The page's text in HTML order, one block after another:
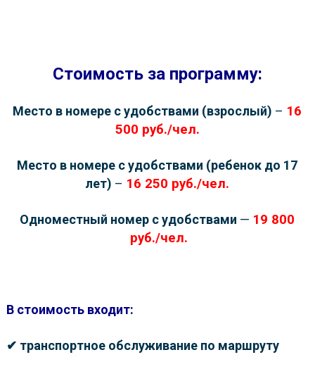
Стоимость за программу:
Место в номере с удобствами (взрослый) – 16
500 руб./чел.
Место в номере с удобствами (ребенок до 17
лет) – 16 250 руб./чел.
Одноместный номер с удобствами — 19 800
руб./чел.
В стоимость входит:
✔ транспортное обслуживание по маршруту